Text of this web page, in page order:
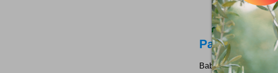
Parodie
Baby baby baby le